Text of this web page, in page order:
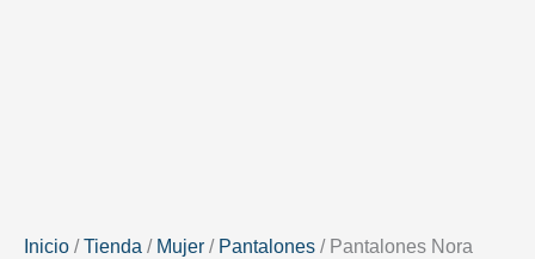
Inicio /Tienda / Mujer / Pantalones / Pantalones Nora